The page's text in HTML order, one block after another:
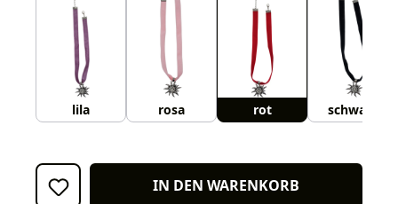
lila rosa rot schwarz
IN DEN WARENKORB